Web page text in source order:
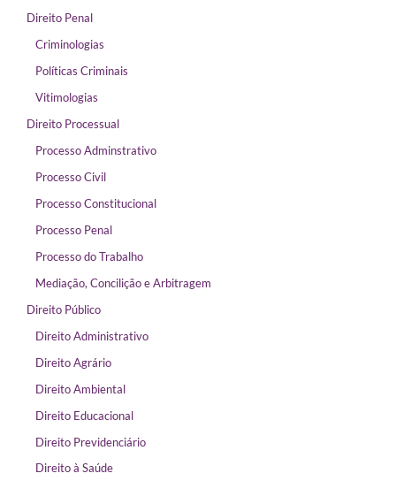
Direito Penal
Criminologias
Políticas Criminais
Vitimologias
Direito Processual
Processo Adminstrativo
Processo Civil
Processo Constitucional
Processo Penal
Processo do Trabalho
Mediação, Concilição e Arbitragem
Direito Público
Direito Administrativo
Direito Agrário
Direito Ambiental
Direito Educacional
Direito Previdenciário
Direito à Saúde